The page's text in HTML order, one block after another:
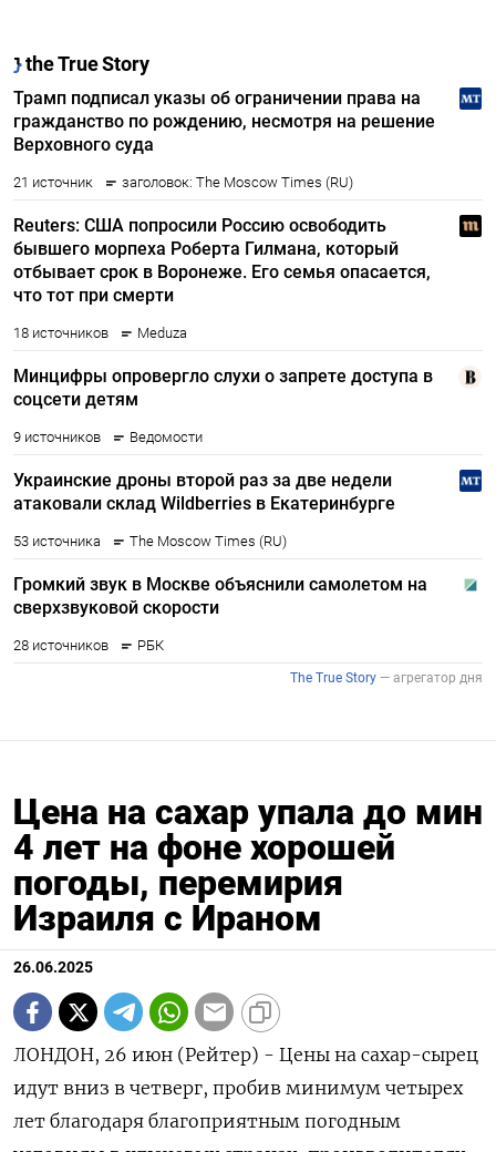
Цена на сахар упала до мин
4 лет на фоне хорошей
погоды, перемирия
Израиля с Ираном
26.06.2025
ЛОНДОН, 26 июн (Рейтер) - Цены на сахар-сырец
идут вниз в четверг, пробив минимум четырех
лет благодаря благоприятным погодным